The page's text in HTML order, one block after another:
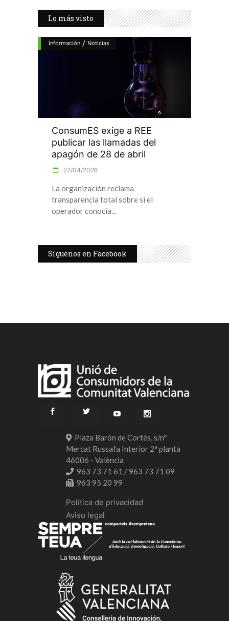
Lo más visto
Información / Noticias
ConsumES exige a REE
publicar las llamadas del
apagón de 28 de abril
27/04/2026
La organización reclama
transparencia total sobre si el
operador conocía
Síguenos en Facebook
Plaza Barón de Cortés, s/nº
Mercat Russafa Interior 2ª planta
46006 - València
963 73 71 61 / 963 73 71 09
963 95 20 99
Política de privacidad
Aviso legal